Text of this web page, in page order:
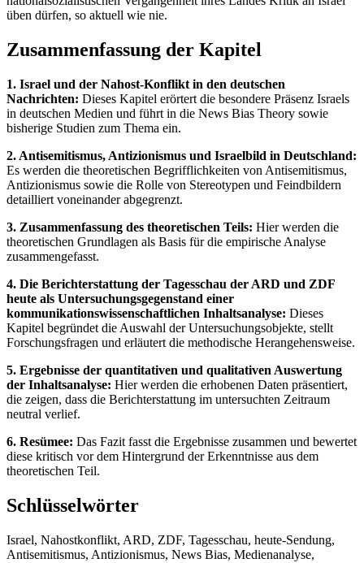
üben dürfen, so aktuell wie nie.
Zusammenfassung der Kapitel
1. Israel und der Nahost-Konflikt in den deutschen
Nachrichten: Dieses Kapitel erörtert die besondere Präsenz Israels
in deutschen Medien und führt in die News Bias Theory sowie
bisherige Studien zum Thema ein.
2. Antisemitismus, Antizionismus und Israelbild in Deutschland:
Es werden die theoretischen Begrifflichkeiten von Antisemitismus,
Antizionismus sowie die Rolle von Stereotypen und Feindbildern
detailliert voneinander abgegrenzt.
3. Zusammenfassung des theoretischen Teils: Hier werden die
theoretischen Grundlagen als Basis für die empirische Analyse
zusammengefasst.
4. Die Berichterstattung der Tagesschau der ARD und ZDF
heute als Untersuchungsgegenstand einer
kommunikationswissenschaftlichen Inhaltsanalyse: Dieses
Kapitel begründet die Auswahl der Untersuchungsobjekte, stellt
Forschungsfragen und erläutert die methodische Herangehensweise.
5. Ergebnisse der quantitativen und qualitativen Auswertung
der Inhaltsanalyse: Hier werden die erhobenen Daten präsentiert,
die zeigen, dass die Berichterstattung im untersuchten Zeitraum
neutral verlief.
6. Resümee: Das Fazit fasst die Ergebnisse zusammen und bewertet
diese kritisch vor dem Hintergrund der Erkenntnisse aus dem
theoretischen Teil.
Schlüsselwörter
Israel, Nahostkonflikt, ARD, ZDF, Tagesschau, heute-Sendung,
Antisemitismus, Antizionismus, News Bias, Medienanalyse,